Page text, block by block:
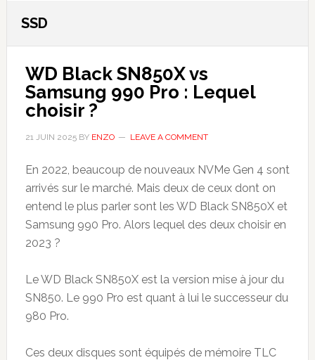
SSD
WD Black SN850X vs
Samsung 990 Pro : Lequel
choisir ?
21 JUIN 2025BY ENZO LEAVE A COMMENT
En 2022, beaucoup de nouveaux NVMe Gen 4 sont
arrivés sur le marché. Mais deux de ceux dont on
entend le plus parler sont les WD Black SN850X et
Samsung 990 Pro. Alors lequel des deux choisir en
2023 ?
Le WD Black SN850X est la version mise à jour du
SN850. Le 990 Pro est quant à lui le successeur du
980 Pro.
Ces deux disques sont équipés de mémoire TLC